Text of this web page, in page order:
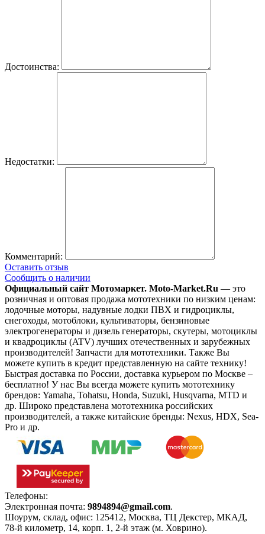
Достоинства:
Недостатки:
Комментарий:
Оставить отзыв
Сообщить о наличии
Официальный сайт Мотомаркет. Moto-Market.Ru — это
розничная и оптовая продажа мототехники по низким ценам:
лодочные моторы, надувные лодки ПВХ и гидроциклы,
снегоходы, мотоблоки, культиваторы, бензиновые
электрогенераторы и дизель генераторы, скутеры, мотоциклы
и квадроциклы (ATV) лучших отечественных и зарубежных
производителей! Запчасти для мототехники. Также Вы
можете купить в кредит представленную на сайте технику!
Быстрая доставка по России, доставка курьером по Москве –
бесплатно! У нас Вы всегда можете купить мототехнику
брендов: Yamaha, Tohatsu, Honda, Suzuki, Husqvarna, MTD и
др. Широко представлена мототехника российских
производителей, а также китайские бренды: Nexus, HDX, Sea-
Pro и др.
Телефоны:
Электронная почта: 9894894@gmail.com.
Шоурум, склад, офис: 125412, Москва, ТЦ Декстер, МКАД,
78-й километр, 14, корп. 1, 2-й этаж (м. Ховрино).